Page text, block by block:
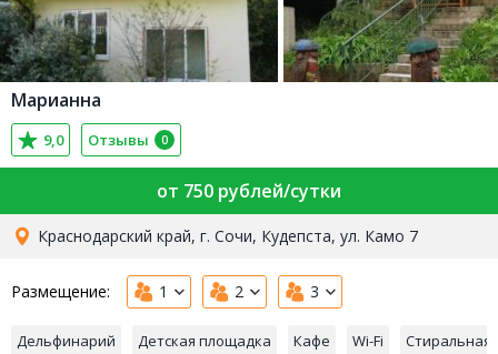
Марианна
9,0 Отзывы 0
от 750 рублей/сутки
Краснодарский край, г. Сочи, Кудепста, ул. Камо 7
Размещение: 1 2 3
Дельфинарий Детская площадка Кафе Wi-Fi